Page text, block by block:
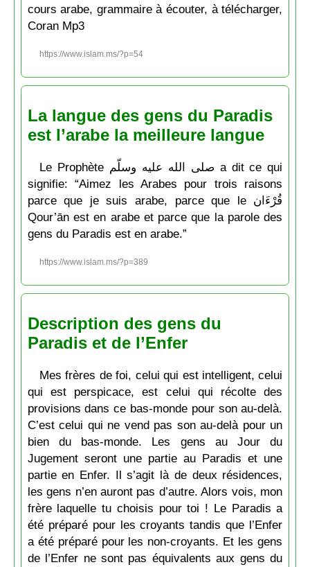
cours arabe, grammaire à écouter, à télécharger,
Coran Mp3
https://www.islam.ms/?p=54
La langue des gens du Paradis
est l’arabe la meilleure langue
Le Prophète صلى الله عليه وسلّم a dit ce qui
signifie: “Aimez les Arabes pour trois raisons
parce que je suis arabe, parce que le قُرْءَان
Qour’ān est en arabe et parce que la parole des
gens du Paradis est en arabe.”
https://www.islam.ms/?p=389
Description des gens du
Paradis et de l’Enfer
Mes frères de foi, celui qui est intelligent, celui
qui est perspicace, est celui qui récolte des
provisions dans ce bas-monde pour son au-delà.
C’est celui qui ne vend pas son au-delà pour un
bien du bas-monde. Les gens au Jour du
Jugement seront une partie au Paradis et une
partie en Enfer. Il s’agit là de deux résidences,
les gens n’en auront pas d’autre. Alors vois, mon
frère laquelle tu choisis pour toi ! Le Paradis a
été préparé pour les croyants tandis que l’Enfer
a été préparé pour les non-croyants. Et les gens
de l’Enfer ne sont pas équivalents aux gens du